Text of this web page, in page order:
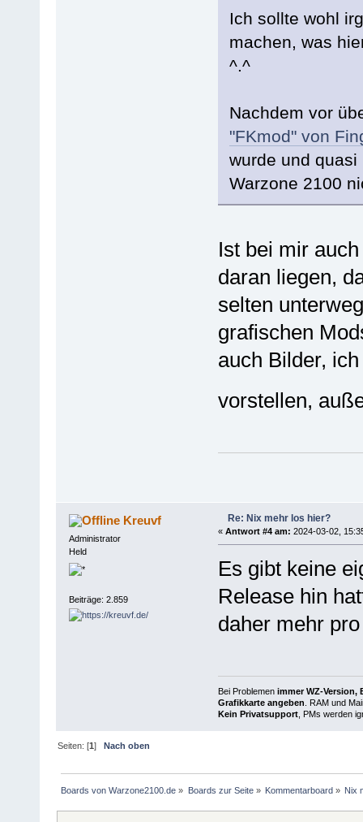
Ich sollte wohl
machen, was
^.^
Nachdem vor
"FKmod" von
wurde und
Warzone 2100
Ist bei mir
daran liegen,
selten
grafischen
auch Bilder,
vorstellen,
Kreuvf
Administrator
Held
Beiträge: 2.859
Re: Nix mehr los hier?
« Antwort #4 am: 2024-03-02,
Es gibt keine
Release hin
daher mehr
Bei Problemen immer WZ-Version,
Grafikkarte angeben . RAM und
Kein Privatsupport, PMs werden
Seiten: [1]Nach oben
Boards von Warzone2100.de » Boards zur Seite» Kommentarboard» Nix